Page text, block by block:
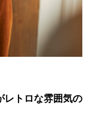
レトロな雰囲気の